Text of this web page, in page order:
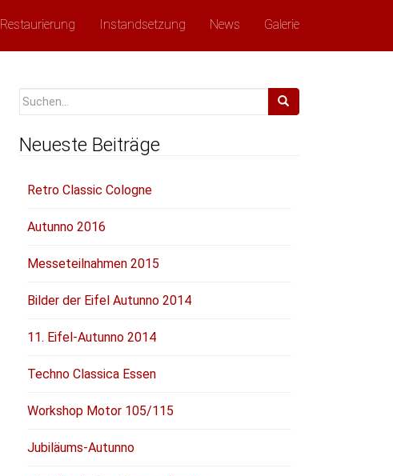
Restaurierung Instandsetzung News Galerie
Suchen
Neueste Beiträge
Retro Classic Cologne
Autunno 2016
Messeteilnahmen 2015
Bilder der Eifel Autunno 2014
11. Eifel-Autunno 2014
Techno Classica Essen
Workshop Motor 105/115
Jubiläums-Autunno